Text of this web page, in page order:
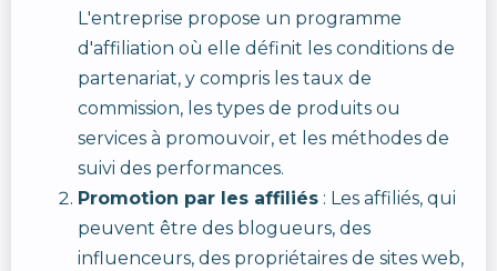
L'entreprise propose un programme
d'affiliation où elle définit les conditions de
partenariat, y compris les taux de
commission, les types de produits ou
services à promouvoir, et les méthodes de
suivi des performances.
Promotion par les affiliés : Les affiliés, qui
peuvent être des blogueurs, des
influenceurs, des propriétaires de sites web,